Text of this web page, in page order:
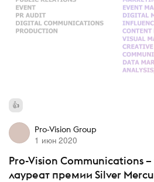
Pro-Vision Group
1 июн 2020
Pro-Vision Communications
лауреат премии Silver